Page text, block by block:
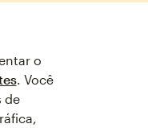
o
. Você
de